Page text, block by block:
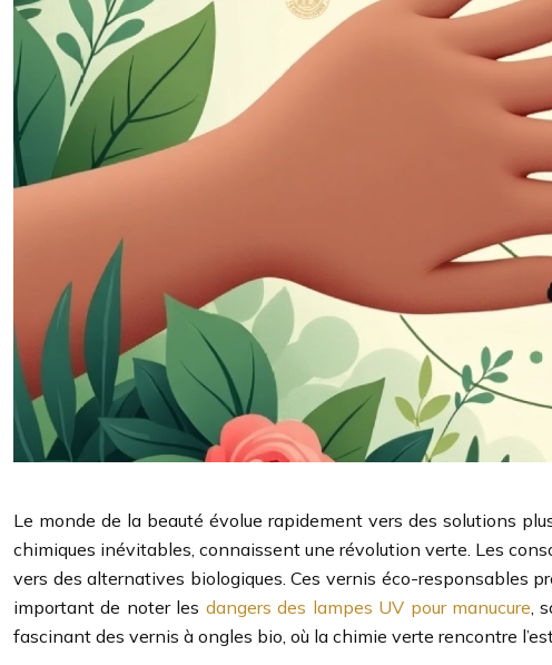
Le monde de la beauté évolue rapidement vers des solutions
chimiques inévitables, connaissent une révolution verte. Les
vers des alternatives biologiques. Ces vernis éco-responsables
important de noter les dangers des lampes UV pour manucure ,
fascinant des vernis à ongles bio, où la chimie verte rencontre